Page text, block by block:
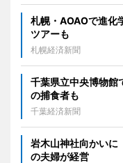
札幌・AOAOで進
ツアーも
札幌経済新聞
千葉県立中央博物
の捕食者も
千葉経済新聞
岩木山神社向かい
の夫婦が経営